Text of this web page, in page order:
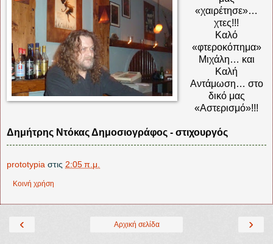
«χαιρέτησε»…
χτες!!!
Καλό
«φτεροκόπημα»
Μιχάλη… και
Καλή
Αντάμωση… στο
δικό μας
«Αστερισμό»!!!
Δημήτρης Ντόκας Δημοσιογράφος - στιχουργός
prototypia στις 2:05 π.μ.
Κοινή χρήση
‹ ›
Αρχική σελίδα